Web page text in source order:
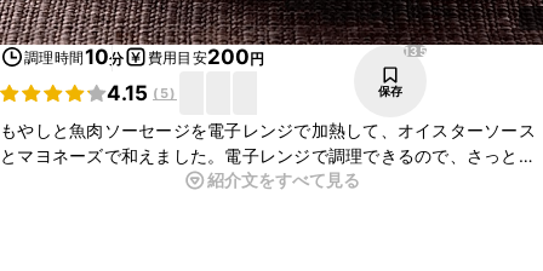
調理時間10分 費用目安200円
4.15 ( 5)
135
保存
もやしと魚肉ソーセージを電子レンジで加熱して、オイスターソース
とマヨネーズで和えました。電子レンジで調理できるので、さっとお
作りいただけます。ぜひお試しください。
紹介文をすべて見る